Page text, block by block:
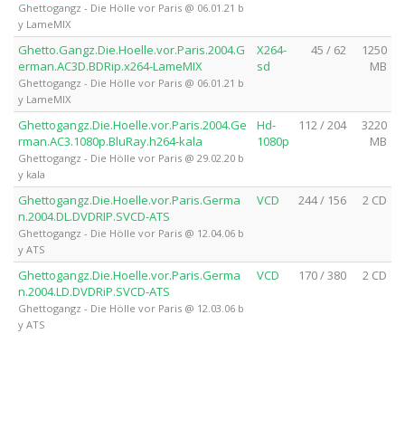
Ghettogangz - Die Hölle vor Paris @ 06.01.21 b
y LameMIX
Ghetto.Gangz.Die.Hoelle.vor.Paris.2004.G
erman.AC3D.BDRip.x264-LameMIX
Ghettogangz - Die Hölle vor Paris @ 06.01.21 b
y LameMIX
X264-
sd
45 / 62
1250
MB
Ghettogangz.Die.Hoelle.vor.Paris.2004.Ge
rman.AC3.1080p.BluRay.h264-kala
Ghettogangz - Die Hölle vor Paris @ 29.02.20 b
y kala
Hd-
1080p
112 / 204
3220
MB
Ghettogangz.Die.Hoelle.vor.Paris.Germa
n.2004.DL.DVDRIP.SVCD-ATS
Ghettogangz - Die Hölle vor Paris @ 12.04.06 b
y ATS
VCD 244 / 156 2 CD
Ghettogangz.Die.Hoelle.vor.Paris.Germa
n.2004.LD.DVDRiP.SVCD-ATS
Ghettogangz - Die Hölle vor Paris @ 12.03.06 b
y ATS
VCD 170 / 380 2 CD